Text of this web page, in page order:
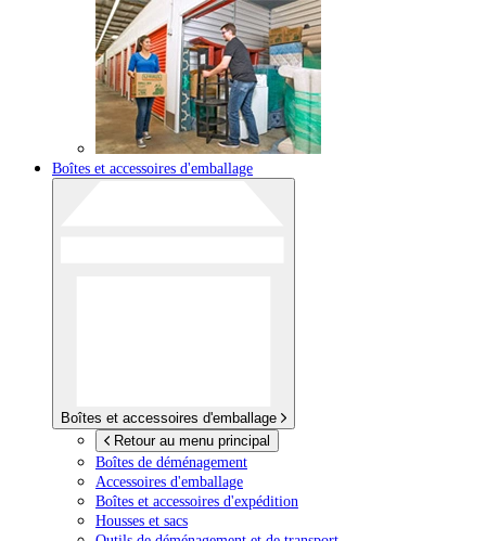
Boîtes et accessoires d'emballage
Boîtes et accessoires d'emballage
Retour au menu principal
Boîtes de déménagement
Accessoires d'emballage
Boîtes et accessoires d'expédition
Housses et sacs